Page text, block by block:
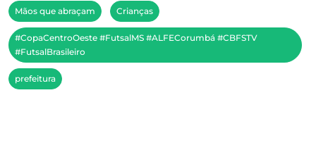
Mãos que abraçam Crianças
#CopaCentroOeste #FutsalMS #ALFECorumbá #CBFSTV
#FutsalBrasileiro
prefeitura